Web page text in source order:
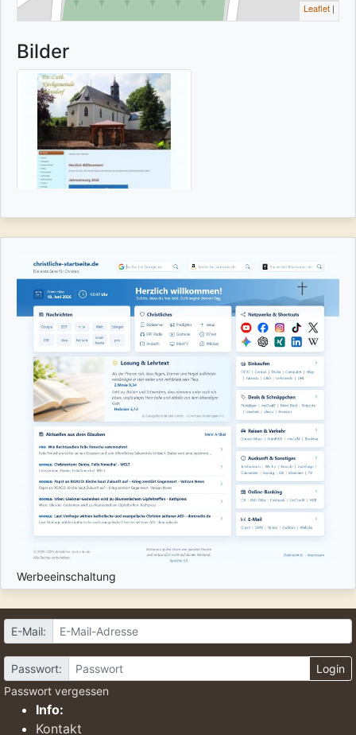
Leaflet |
Bilder
Werbeeinschaltung
E-Mail:
Passwort:
Login
Passwort vergessen
Info:
Kontakt